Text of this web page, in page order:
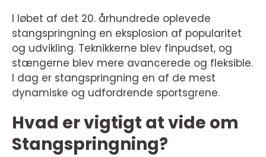
I løbet af det 20. århundrede oplevede
stangspringning en eksplosion af popularitet
og udvikling. Teknikkerne blev finpudset, og
stængerne blev mere avancerede og fleksible.
I dag er stangspringning en af de mest
dynamiske og udfordrende sportsgrene.
Hvad er vigtigt at vide om
Stangspringning?